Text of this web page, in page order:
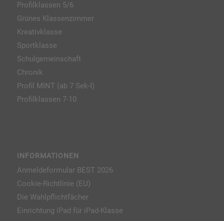
Profilklassen 5/6
Grünes Klassenzimmer
Kreativklasse
Sportklasse
Schulgemeinschaft
Chronik
Profil MINT (ab 7 Sek-I)
Profilklassen 7-10
INFORMATIONEN
Anmeldeformular BEST 2026
Cookie-Richtlinie (EU)
Die Wahlpflichtfächer
Einrichtung iPad für iPad-Klasse